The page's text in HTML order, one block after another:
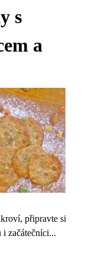
s
a
připravte si
začátečníci...